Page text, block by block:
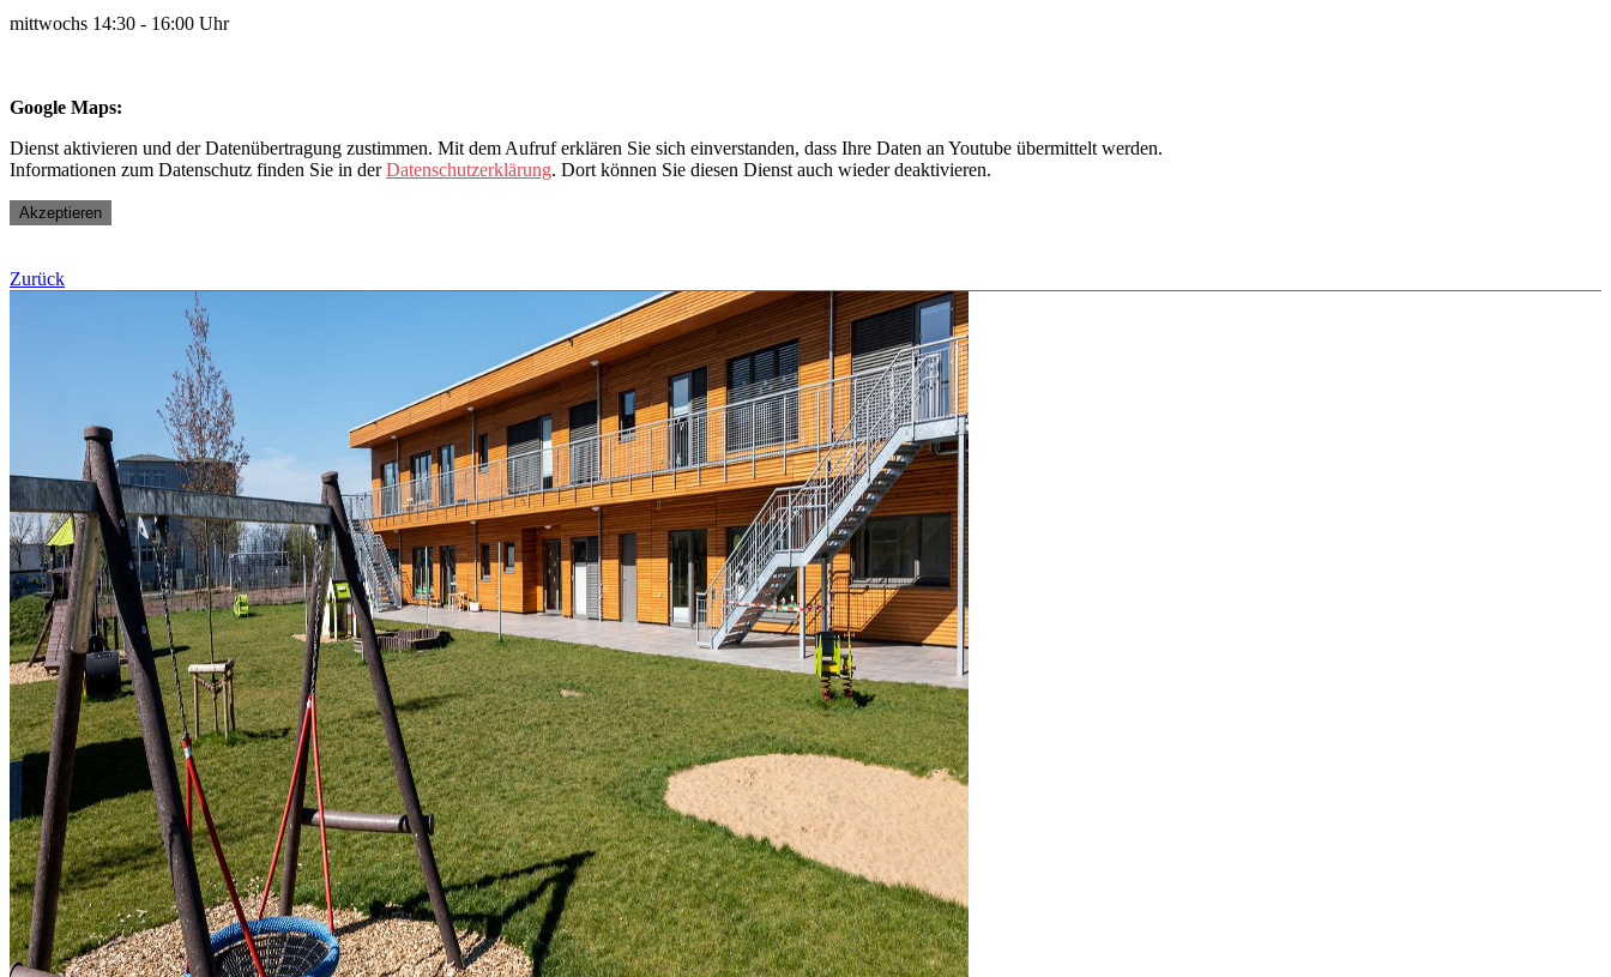
mittwochs 14:30 - 16:00 Uhr
Google Maps:
Dienst aktivieren und der Datenübertragung zustimmen. Mit dem Aufruf erklären Sie sich einverstanden, dass Ihre Daten an Youtube übermittelt werden.
Informationen zum Datenschutz finden Sie in derDatenschutzerklärung. Dort können Sie diesen Dienst auch wieder deaktivieren.
Akzeptieren
Zurück